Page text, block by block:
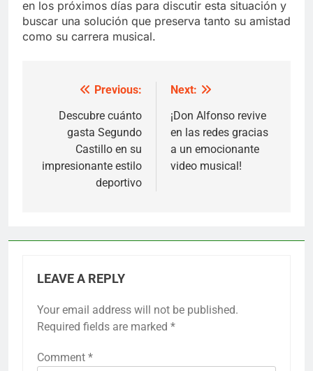
en los próximos días para discutir esta situación y
buscar una solución que preserva tanto su amistad
como su carrera musical.
navigation
Previous:
Descubre cuánto
gasta Segundo
Castillo en su
impresionante estilo
deportivo
Next:
¡Don Alfonso revive
en las redes gracias
a un emocionante
video musical!
LEAVE A REPLY
Your email address will not be published.
Required fields are marked *
Comment *